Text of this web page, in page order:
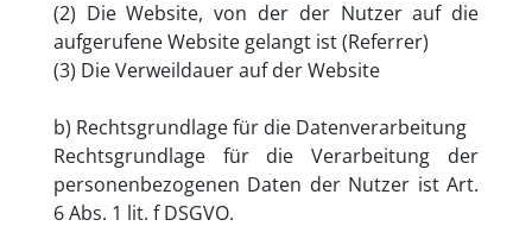
(2) Die Website, von der der Nutzer auf die
aufgerufene Website gelangt ist (Referrer)
(3) Die Verweildauer auf der Website
b) Rechtsgrundlage für die Datenverarbeitung
Rechtsgrundlage für die Verarbeitung der
personenbezogenen Daten der Nutzer ist Art.
6 Abs. 1 lit. f DSGVO.